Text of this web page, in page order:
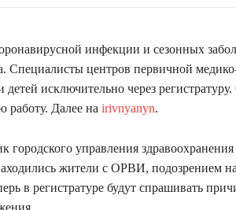
инфекции и сезонных
Специалисты центров первичной
исключительно через
работу. Далее на irivnyanyn.
городского управления
жители с ОРВИ, подозрением
в регистратуре будут спрашивать